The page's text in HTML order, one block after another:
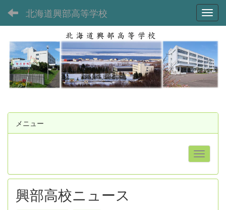
北海道興部高等学校
メニュー
興部高校ニュース